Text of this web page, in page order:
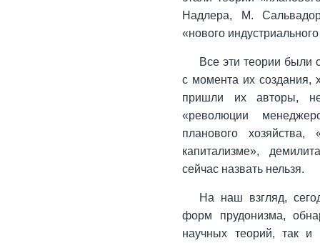
Надлера, М.
«нового
Все эти теории были
с момента их создания,
пришли их авторы,
«революции
планового хозяйства,
капитализме»,
сейчас назвать нельзя.
На наш взгляд,
форм прудонизма,
научных теорий, так